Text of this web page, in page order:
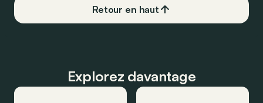
Retour en haut
Explorez davantage